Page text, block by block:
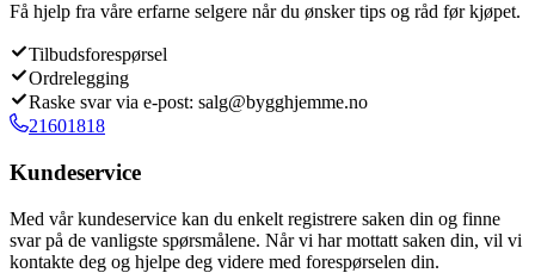
Få hjelp fra våre erfarne selgere når du ønsker tips og råd før kjøpet.
Tilbudsforespørsel
Ordrelegging
Raske svar via e-post: salg@bygghjemme.no
21601818
Kundeservice
Med vår kundeservice kan du enkelt registrere saken din og finne
svar på de vanligste spørsmålene. Når vi har mottatt saken din, vil vi
kontakte deg og hjelpe deg videre med forespørselen din.